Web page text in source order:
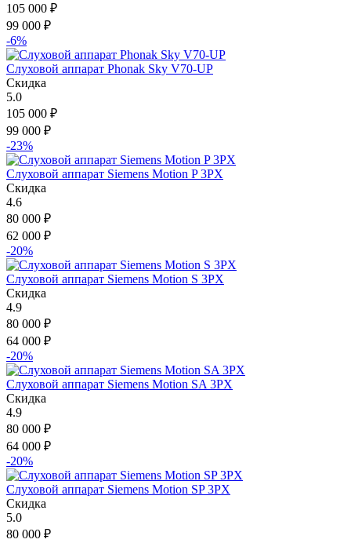
105 000 ₽
99 000 ₽
-6%
Слуховой аппарат Phonak Sky V70-UP
Скидка
5.0
105 000 ₽
99 000 ₽
-23%
Слуховой аппарат Siemens Motion P 3PX
Скидка
4.6
80 000 ₽
62 000 ₽
-20%
Слуховой аппарат Siemens Motion S 3PX
Скидка
4.9
80 000 ₽
64 000 ₽
-20%
Слуховой аппарат Siemens Motion SA 3PX
Скидка
4.9
80 000 ₽
64 000 ₽
-20%
Слуховой аппарат Siemens Motion SP 3PX
Скидка
5.0
80 000 ₽